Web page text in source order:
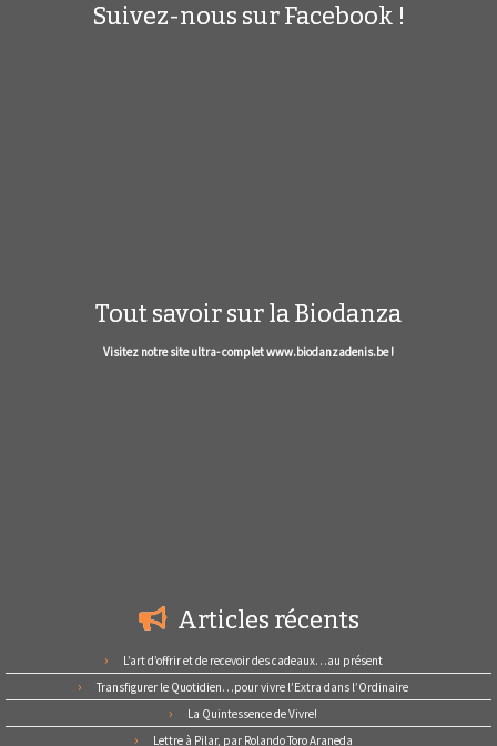
Suivez-nous sur Facebook !
Tout savoir sur la Biodanza
Visitez notre site ultra- complet www.biodanzadenis.be !
Articles récents
L’art d’offrir et de recevoir des cadeaux…au présent
Transfigurer le Quotidien…pour vivre l’Extra dans l’Ordinaire
La Quintessence de Vivre!
Lettre à Pilar, par Rolando Toro Araneda